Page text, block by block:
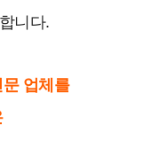
니다.
업체를